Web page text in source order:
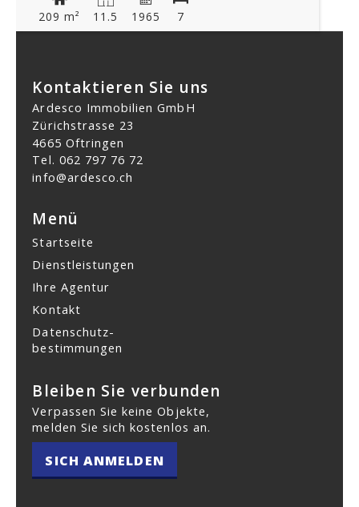
209 m² 11.5 1965 7
Kontaktieren Sie uns
Ardesco Immobilien GmbH
Zürichstrasse 23
4665 Oftringen
Tel. 062 797 76 72
info@ardesco.ch
Menü
Startseite
Dienstleistungen
Ihre Agentur
Kontakt
Datenschutz­
bestimmungen
Bleiben Sie verbunden
Verpassen Sie keine Objekte,
melden Sie sich kostenlos an.
SICH ANMELDEN